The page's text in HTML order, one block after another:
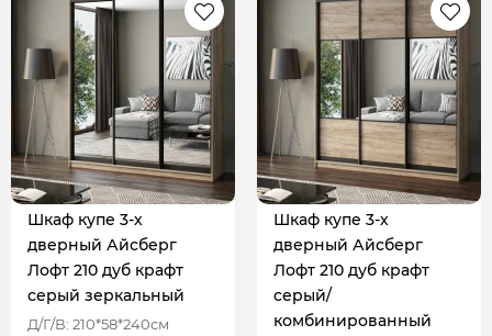
Шкаф купе 3-х
дверный Айсберг
Лофт 210 дуб крафт
серый зеркальный
Д/Г/В: 210*58*240см
Шкаф купе 3-х
дверный Айсберг
Лофт 210 дуб крафт
серый/
комбинированный